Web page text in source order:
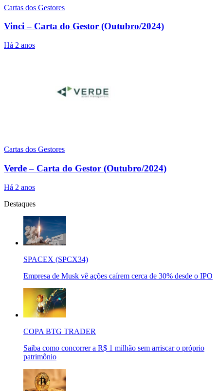
Cartas dos Gestores
Vinci – Carta do Gestor (Outubro/2024)
Há 2 anos
Cartas dos Gestores
Verde – Carta do Gestor (Outubro/2024)
Há 2 anos
Destaques
SPACEX (SPCX34)
Empresa de Musk vê ações caírem cerca de 30% desde o IPO
COPA BTG TRADER
Saiba como concorrer a R$ 1 milhão sem arriscar o próprio
patrimônio